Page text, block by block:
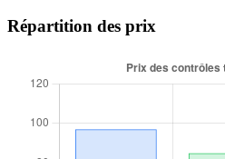
Répartition des prix